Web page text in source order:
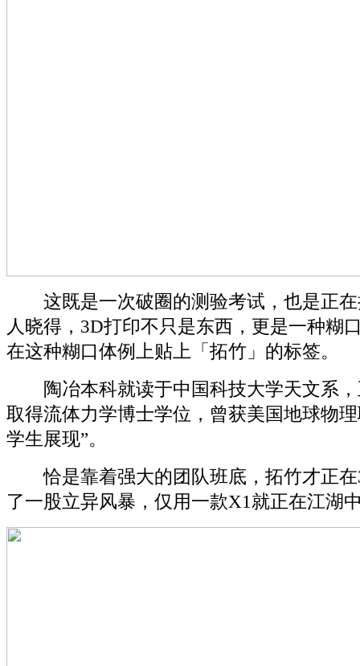
这既是一次破圈的测验考试，也是正在
人晓得，3D打印不只是东西，更是一种糊
在这种糊口体例上贴上「拓竹」的标签。
陶冶本科就读于中国科技大学天文系，
取得流体力学博士学位，曾获美国地球物
学生展现”。
恰是靠着强大的团队班底，拓竹才正在
了一股立异风暴，仅用一款X1就正在江湖